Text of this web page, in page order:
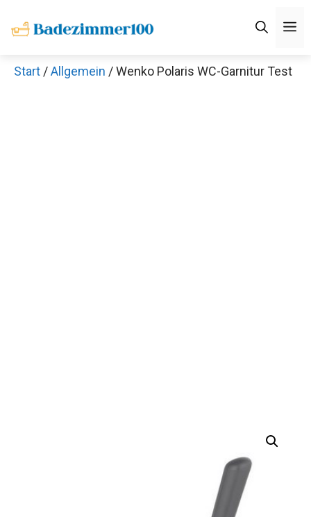
Inhalt
Start /Allgemein / Wenko Polaris WC-Garnitur Test